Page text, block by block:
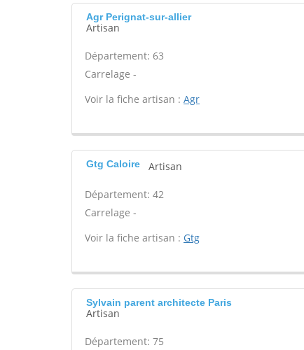
Agr Perignat-sur-allier
Artisan
Département: 63
Carrelage -
Voir la fiche artisan : Agr
Gtg Caloire Artisan
Département: 42
Carrelage -
Voir la fiche artisan : Gtg
Sylvain parent architecte Paris
Artisan
Département: 75